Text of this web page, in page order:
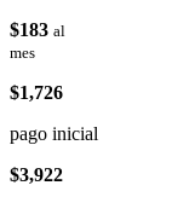
$183 al
mes
$1,726
pago inicial
$3,922